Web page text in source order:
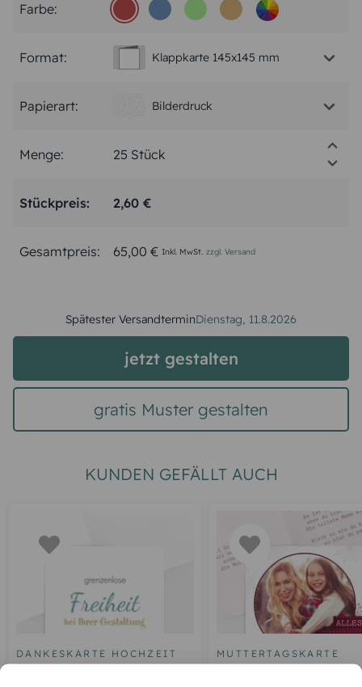
Farbe:
Format: Klappkarte 145x145 mm
Papierart: Bilderdruck
Menge:
Stückpreis: 2,60 €
Gesamtpreis: 65,00 € Inkl. MwSt. zzgl. Versand
Spätester VersandterminDienstag, 11.8.2026
jetzt gestalten
gratis Muster gestalten
KUNDEN GEFÄLLT AUCH
DANKESKARTE HOCHZEIT MUTTERTAGSKARTE